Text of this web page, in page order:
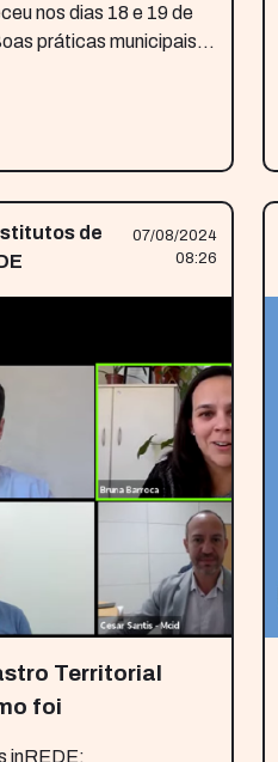
nos dias 18 e 19 de
práticas municipais
de
07/08/2024
08:26
Territorial
foi
inREDE: